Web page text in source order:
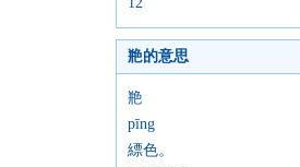
艵的意思
艵
pīng
縹色。